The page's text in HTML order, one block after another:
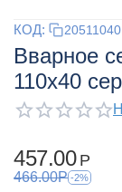
КОД: 20511040
Вварное
110x40
457.00 Р
466.00Р -2%